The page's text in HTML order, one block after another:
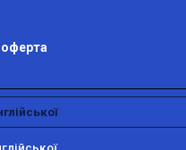
оферта